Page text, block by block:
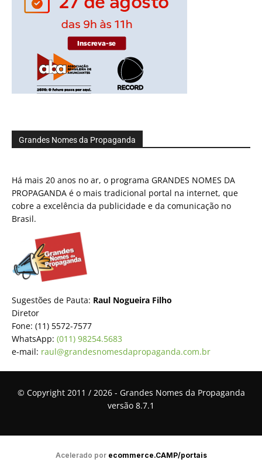
Grandes Nomes da Propaganda
Há mais 20 anos no ar, o programa GRANDES NOMES DA
PROPAGANDA é o mais tradicional portal na internet, que
cobre a excelência da publicidade e da comunicação no
Brasil.
Sugestões de Pauta: Raul Nogueira Filho
Diretor
Fone: (11) 5572-7577
WhatsApp: (011) 98254.5683
e-mail: raul@grandesnomesdapropaganda.com.br
© Copyright 2011 / 2026 - Grandes Nomes da Propaganda
versão 8.7.1
Acelerado por ecommerce.CAMP/portais